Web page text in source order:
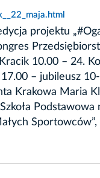
projektu
10.00 – 24.
– jubileusz
Krakowa Maria